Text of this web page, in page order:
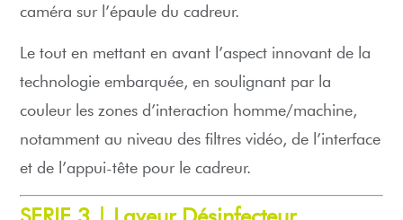
caméra sur l’épaule du cadreur.
Le tout en mettant en avant l’aspect innovant de la
technologie embarquée, en soulignant par la
couleur les zones d’interaction homme/machine,
notamment au niveau des filtres vidéo, de l’interface
et de l’appui-tête pour le cadreur.